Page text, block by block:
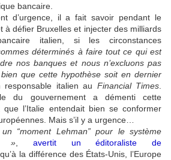
bancaire.
d’urgence, il a fait savoir pendant le
à défier Bruxelles et injecter des milliards
italien, si les circonstances
déterminés à faire tout ce qui est
nos banques et nous n’excluons pas
bien que cette hypothèse soit en dernier
responsable italien au Financial Times
du gouvernement a démenti cette
que l’Italie entendait bien se conformer
Mais s’il y a urgence…
“moment Lehman” pour le système
» ,avertit un éditoraliste de
qu’à la différence des États-Unis, l’Europe